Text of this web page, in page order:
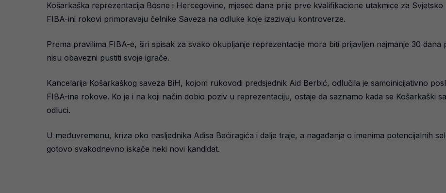
Košarkaška reprezentacija Bosne i Hercegovine, mjesec dana prije prve kvalifikacione utakmice za
FIBA-ini rokovi primoravaju čelnike Saveza na odluke koje izazivaju kontroverze.
Prema pravilima FIBA-e, širi spisak za svako okupljanje reprezentacije mora biti prijavljen najmanje 30
nisu obavezni pustiti svoje igrače.
Kancelarija Košarkaškog saveza BiH, kojom rukovodi predsjednik Aid Berbić, odlučila je samoinicijativno
FIBA-ine rokove. Ko je i na koji način dobio poziv u reprezentaciju, ostaje da saznamo kada se Košarkaški
odluci.
U međuvremenu, kriza oko nasljednika Adisa Bećiragića i dalje traje, a nagađanja o imenima potencijalnih
gotovo svakodnevno iskače neki novi kandidat.